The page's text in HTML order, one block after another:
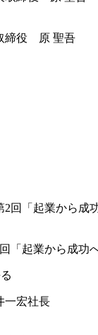
締役 原 聖吾
「起業から成功